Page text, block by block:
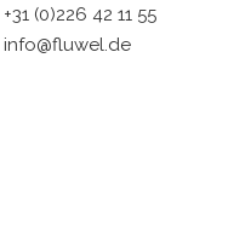
+31 (0)226 42 11 55
info@fluwel.de